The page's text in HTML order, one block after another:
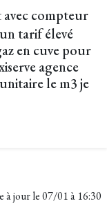
compteur
tarif élevé
en cuve pour
agence
le m3 je
à jour le07/01 à 16:30